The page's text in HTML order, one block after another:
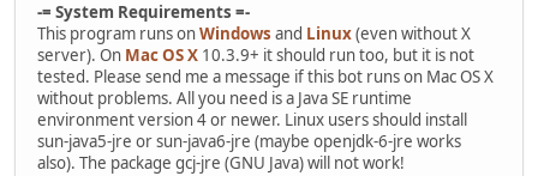
-= System Requirements =-
This program runs onWindows and Linux(even without X
server). On Mac OS X 10.3.9+ it should run too, but it is not
tested. Please send me a message if this bot runs on Mac OS X
without problems. All you need is a Java SE runtime
environment version 4 or newer. Linux users should install
sun-java5-jre or sun-java6-jre (maybe openjdk-6-jre works
also). The package gcj-jre (GNU Java) will not work!